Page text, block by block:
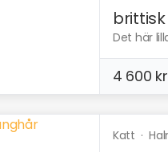
Det här
4 600 kr
Katt ·